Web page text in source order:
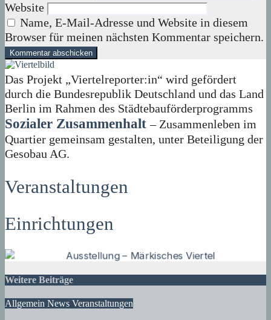
Website
Name, E-Mail-Adresse und Website in diesem
Browser für meinen nächsten Kommentar speichern.
Das Projekt „Viertelreporter:in“ wird gefördert
durch die Bundesrepublik Deutschland und das Land
Berlin im Rahmen des Städtebauförderprogramms
Sozialer Zusammenhalt – Zusammenleben im
Quartier gemeinsam gestalten, unter Beteiligung der
Gesobau AG.
Veranstaltungen
Einrichtungen
Weitere Beiträge
Allgemein News Veranstaltungen